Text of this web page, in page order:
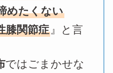
めたくない
膝関節症』と言
ではごまかせな